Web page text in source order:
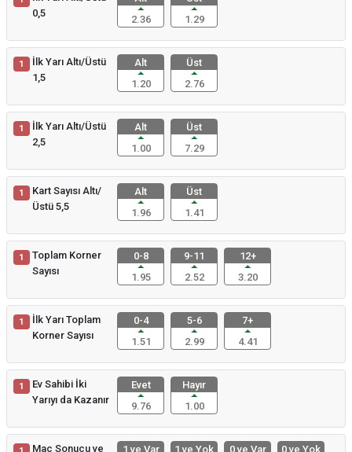
0,5
2.36
1.29
1
İlk Yarı Altı/Üstü
1,5
Alt
1.20
Üst
2.76
1
İlk Yarı Altı/Üstü
2,5
Alt
1.00
Üst
7.29
1
Kart Sayısı Altı/
Üstü 5,5
Alt
1.96
Üst
1.41
1
Toplam Korner
Sayısı
0-8
1.95
9-11
2.52
12+
3.20
1
İlk Yarı Toplam
Korner Sayısı
0-4
1.51
5-6
2.99
7+
4.41
1
Ev Sahibi İki
Yarıyı da Kazanır
Evet
9.76
Hayır
1.00
Maç Sonucu ve
1 ve Var
1 ve Yok
0 ve Var
0 ve Yok